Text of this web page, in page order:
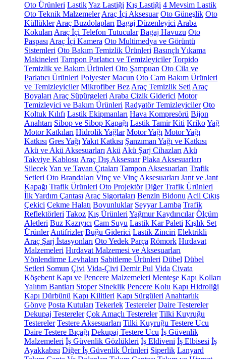
Oto Ürünleri LastikYaz Lastiği Kış Lastiği 4 Mevsim Lastik
Oto Teknik Malzemeler Araç İçi Aksesuar Oto Güneşlik Oto
Küllükler Araç Buzdolapları Bagaj Düzenleyici Araba
Kokuları Araç İçi Telefon Tutucular Bagaj Havuzu Oto
Paspası Araç İçi Kamera Oto Multimedya ve Görüntü
Sistemleri Oto Bakım Temizlik Ürünleri Basınçlı Yıkama
Makineleri Tampon Parlatıcı ve Temizleyiciler Torpido
Temizlik ve Bakım Ürünleri Oto Şampuan Oto Cila ve
Parlatıcı Ürünleri Polyester Macun Oto Cam Bakım Ürünleri
ve Temizleyiciler Mikrofiber Bez Araç Temizlik Seti Araç
Boyaları Araç Süpürgeleri Araba Çizik Giderici Motor
Temizleyici ve Bakım Ürünleri Radyatör Temizleyiciler Oto
Koltuk Kılıfı Lastik Ekipmanları Hava Kompresörü Bijon
Anahtarı Sibop ve Sibop Kapağı Lastik Tamir Kiti KrikoYağ
Motor Katkıları Hidrolik Yağlar Motor Yağı Motor Yağı
Katkısı Gres Yağı Yakıt Katkısı Şanzıman Yağı ve Katkısı
Akü ve Akü Aksesuarları Akü Akü Şarj Cihazları Akü
Takviye Kablosu Araç Dış Aksesuar Plaka Aksesuarları
SilecekYan ve Tavan Çıtaları Tampon Aksesuarları Trafik
Setleri Oto Brandaları Vinç ve Vinç Aksesuarları Jant ve Jant
Kapağı Trafik Ürünleri Oto Projektör Diğer Trafik Ürünleri
İlk Yardım Çantası Araç Sigortaları Benzin Bidonu Acil Çıkış
Çekici Çekme Halatı Boyunluklar Seyyar Lamba Trafik
Reflektörleri Takoz Kış Ürünleri Yağmur Kaydırıcılar Ölçüm
Aletleri Buz Kazıyıcı Cam Suyu Lastik Kar Paleti Kışlık Set
Ürünler Antifrizler Buğu Giderici Lastik Zinciri Elektrikli
Araç Şarj İstasyonları Oto Yedek Parça Römork Hırdavat
Malzemeleri Hırdavat Malzemesi ve Aksesuarları
Yönlendirme Levhaları Sabitleme Ürünleri Dübel Dübel
Setleri Somun Çivi Vida-Çivi Demir Pul Vida Civata
Köşebent Kapı ve Pencere Malzemeleri Menteşe Kapı Kolları
Yalıtım Bantları Stoper Sineklik Pencere Kolu Kapı Hidroliği
Kapı Dürbünü Kapı Kilitleri Kapı Sürgüleri Anahtarlık
Gönye Posta Kutuları Tekerlek Testereler Daire Testereler
Dekupaj Testereler Çok Amaçlı Testereler Tilki Kuyruğu
Testereler Testere Aksesuarları Tilki Kuyruğu Testere Ucu
Daire Testere Bıçağı Dekupaj Testere Ucu İş Güvenlik
Malzemeleri İş Güvenlik Gözlükleri İş Eldiveni İş Elbisesi İş
Ayakkabısı Diğer İş Güvenlik Ürünleri Siperlik Lanyard